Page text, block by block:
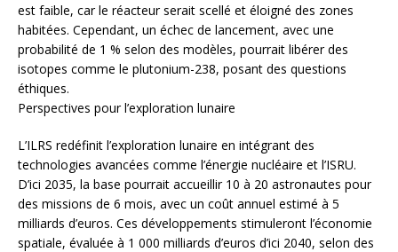
est faible, car le réacteur serait scellé et éloigné des zones
habitées. Cependant, un échec de lancement, avec une
probabilité de 1 % selon des modèles, pourrait libérer des
isotopes comme le plutonium-238, posant des questions
éthiques.
Perspectives pour l’exploration lunaire
L’ILRS redéfinit l’exploration lunaire en intégrant des
technologies avancées comme l’énergie nucléaire et l’ISRU.
D’ici 2035, la base pourrait accueillir 10 à 20 astronautes pour
des missions de 6 mois, avec un coût annuel estimé à 5
milliards d’euros. Ces développements stimuleront l’économie
spatiale, évaluée à 1 000 milliards d’euros d’ici 2040, selon des